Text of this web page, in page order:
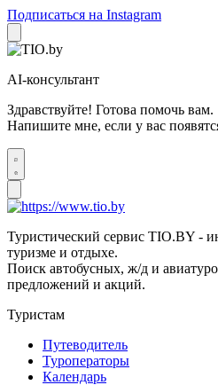
Подписаться на Instagram
AI-консультант
Здравствуйте! Готова помочь вам.
Напишите мне, если у вас
Туристический сервис TIO.BY -
туризме и отдыхе.
Поиск автобусных, ж/д и
предложений и акций.
Туристам
Путеводитель
Туроператоры
Календарь